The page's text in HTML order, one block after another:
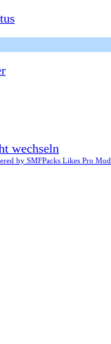
wechseln
by SMFPacks Likes Pro Mod